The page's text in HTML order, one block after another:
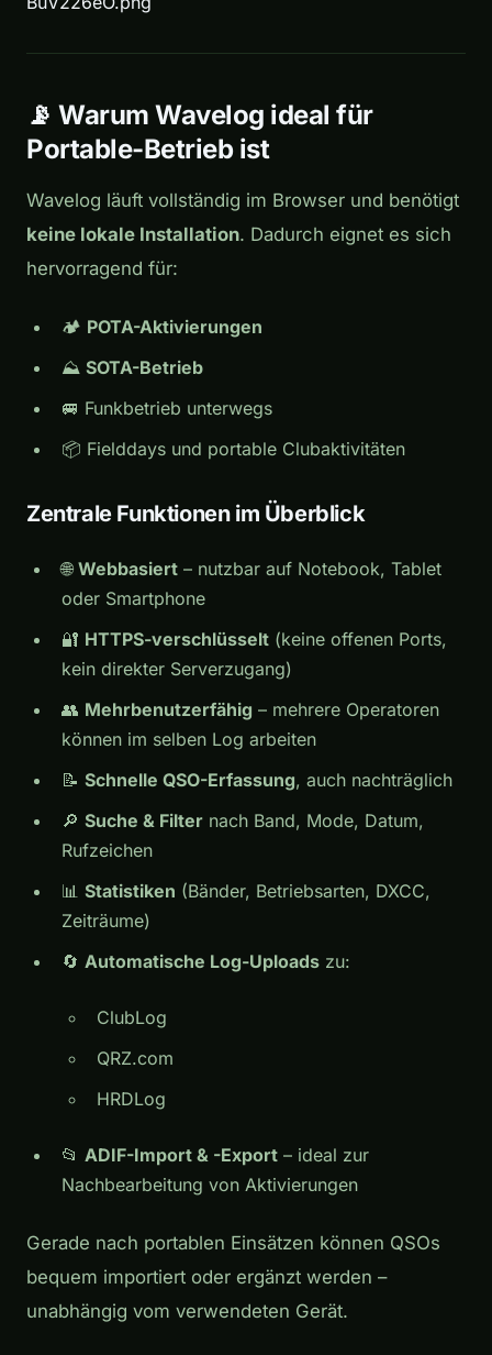
📡 Warum Wavelog ideal für
Portable-Betrieb ist
Wavelog läuft vollständig im Browser und benötigt
keine lokale Installation. Dadurch eignet es sich
hervorragend für:
🏕️ POTA-Aktivierungen
⛰️ SOTA-Betrieb
🚐 Funkbetrieb unterwegs
📦 Fielddays und portable Clubaktivitäten
Zentrale Funktionen im Überblick
🌐 Webbasiert – nutzbar auf Notebook, Tablet
oder Smartphone
🔐 HTTPS-verschlüsselt (keine offenen Ports,
kein direkter Serverzugang)
👥 Mehrbenutzerfähig – mehrere Operatoren
können im selben Log arbeiten
📝 Schnelle QSO-Erfassung, auch nachträglich
🔎 Suche & Filter nach Band, Mode, Datum,
Rufzeichen
📊 Statistiken (Bänder, Betriebsarten, DXCC,
Zeiträume)
🔄 Automatische Log-Uploads zu:
ClubLog
QRZ.com
HRDLog
📂 ADIF-Import & -Export – ideal zur
Nachbearbeitung von Aktivierungen
Gerade nach portablen Einsätzen können QSOs
bequem importiert oder ergänzt werden –
unabhängig vom verwendeten Gerät.